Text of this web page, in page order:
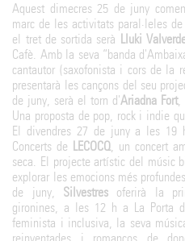
Aquest dimecres 25 de juny
marc de les activitats paral·leles
el tret de sortida serà Lluki
Cafè. Amb la seva “banda
cantautor (saxofonista i cors de la
presentarà les cançons del seu
de juny, serà el torn d'Ariadna Fort,
Una proposta de pop, rock i indie
El divendres 27 de juny a les 19
Concerts de LECOCQ, un concert
seca. El projecte artístic del músic
explorar les emocions més
de juny, Silvestres oferirà la
gironines, a les 12 h a La Porta
feminista i inclusiva, la seva